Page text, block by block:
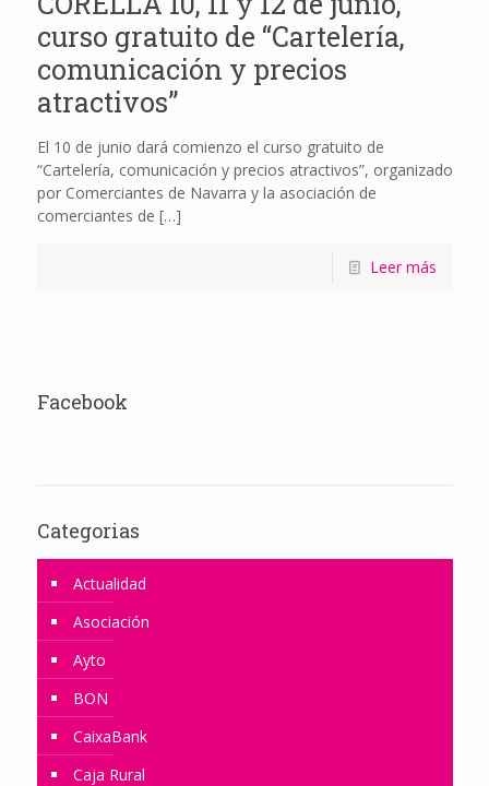
curso gratuito de “Cartelería,
comunicación y precios
atractivos”
El 10 de junio dará comienzo el curso gratuito de
“Cartelería, comunicación y precios atractivos”, organizado
por Comerciantes de Navarra y la asociación de
comerciantes de […]
Leer más
Facebook
Categorias
Actualidad
Asociación
Ayto
BON
CaixaBank
Caja Rural